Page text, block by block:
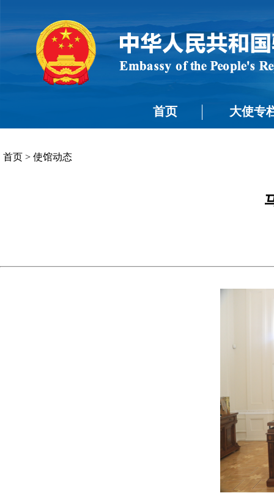
首页 大使专
首页 > 使馆动态